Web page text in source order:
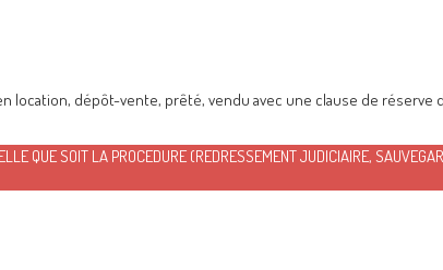
location, dépôt-vente, prêté, vendu avec une clause de réserve
QUE SOIT LA PROCEDURE (REDRESSEMENT JUDICIAIRE,